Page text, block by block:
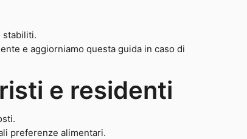
stabiliti.
e aggiorniamo questa guida in caso di
e residenti
preferenze alimentari.